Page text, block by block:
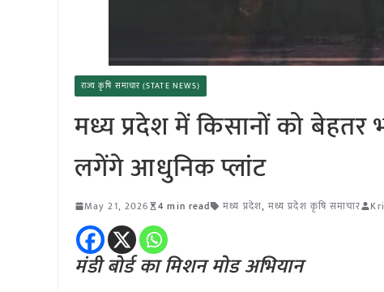
राज्य कृषि समाचार (STATE NEWS)
मध्य प्रदेश में किसानों को बेहतर
लगेंगे आधुनिक प्लांट
May 21, 2026 4 min read मध्य प्रदेश,मध्य प्रदेश कृषि समाचार
मंडी बोर्ड का मिशन मोड अभियान